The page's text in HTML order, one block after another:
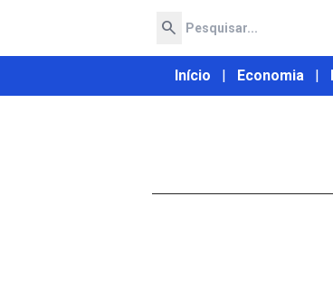
search
Início | Economia |